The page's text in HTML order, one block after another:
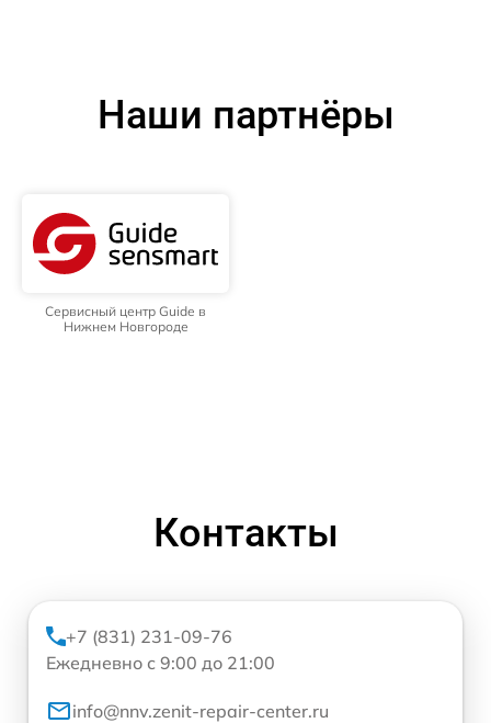
Наши партнёры
Сервисный центр Guide в
Нижнем Новгороде
Контакты
+7 (831) 231-09-76
Ежедневно с 9:00 до 21:00
info@nnv.zenit-repair-center.ru